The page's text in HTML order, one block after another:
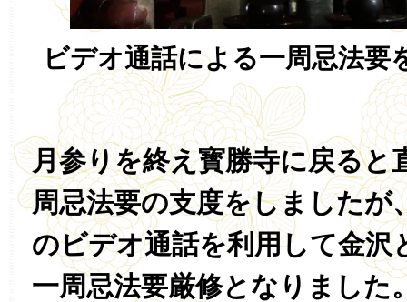
ビデオ通話による一周忌法要
月参りを終え寳勝寺に戻ると
周忌法要の支度をしましたが
のビデオ通話を利用して金沢
一周忌法要厳修となりました